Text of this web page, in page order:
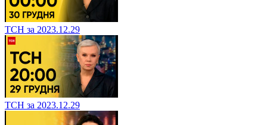
ТСН за 2023.12.29
ТСН за 2023.12.29